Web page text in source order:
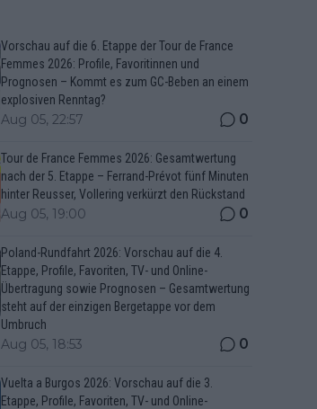
Vorschau auf die 6. Etappe der Tour de France
Femmes 2026: Profile, Favoritinnen und
Prognosen – Kommt es zum GC-Beben an einem
explosiven Renntag?
Aug 05, 22:57 0
Tour de France Femmes 2026: Gesamtwertung
nach der 5. Etappe – Ferrand-Prévot fünf Minuten
hinter Reusser, Vollering verkürzt den Rückstand
Aug 05, 19:00 0
Poland-Rundfahrt 2026: Vorschau auf die 4.
Etappe, Profile, Favoriten, TV- und Online-
Übertragung sowie Prognosen – Gesamtwertung
steht auf der einzigen Bergetappe vor dem
Umbruch
Aug 05, 18:53 0
Vuelta a Burgos 2026: Vorschau auf die 3.
Etappe, Profile, Favoriten, TV- und Online-